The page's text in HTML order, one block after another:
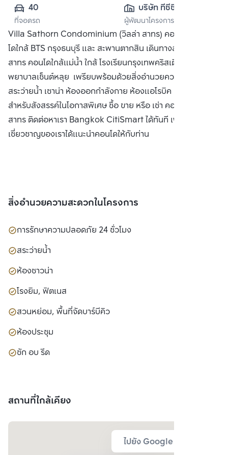
40
ที่จอดรถ
บริษัท ทีซีซี
แคปปิตอล แลนด์
จำกัด
ผู้พัฒนาโครงการ
Villa Sathorn Condominium (วิลล่า สาทร) คอนโดหรู คอน
โดใกล้ BTS กรุงธนบุรี และ สะพานตากสิน เดินทางสะดวกสบายสู่
สาทร คอนโดใกล้แม่น้ำ ใกล้ โรงเรียนกรุงเทพคริสเตียน โรง
พยาบาลเซ็นต์หลุย เพรียบพร้อมด้วยสิ่งอำนวยความสะดวก เช่น
สระว่ายน้ำ เซาน่า ห้องออกกำลังกาย ห้องแอโรบิค และห้อง
สำหรับสังสรรค์ในโอกาสพิเศษ ซื้อ ขาย หรือ เช่า คอนโด วิลล่า
สาทร ติดต่อหาเรา Bangkok CitiSmart ได้ทันที เพื่อให้ผู้
เชี่ยวชาญของเราได้แนะนำคอนโดให้กับท่าน
สิ่งอำนวยความสะดวกในโครงการ
การรักษาความปลอดภัย 24 ชั่วโมง
สระว่ายน้ำ
ห้องซาวน่า
โรงยิม, ฟิตเนส
สวนหย่อม, พื้นที่จัดบาร์บีคิว
ห้องประชุม
ซัก อบ รีด
สถานที่ใกล้เคียง
ไปยัง Google Map